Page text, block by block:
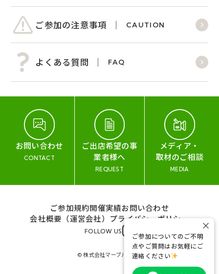
ご参加の注意事項 CAUTION
よくある質問 FAQ
お問い合わせ
CONTACT
ご出店希望の事
業者様へ
REQUEST
メディア・
取材のご相談
MEDIA
ご参加規約開催実績お問い合わせ
会社概要（運営会社） プライバシーポリシー
FOLLOW US
© 株式会社マーブル&コー
ご参加についてのご不明
点やご質問はお気軽にご
連絡ください
×